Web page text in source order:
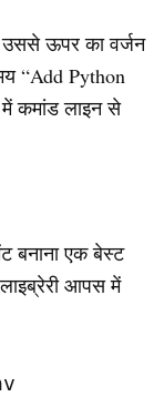
ऊपर का वर्जन
“Add Python
कमांड लाइन से
बनाना एक बेस्ट
आपस में